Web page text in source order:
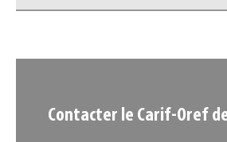
Contacter le Carif-Oref